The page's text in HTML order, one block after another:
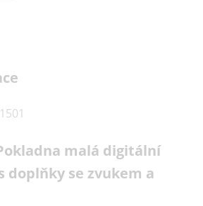
malá digitální
doplňky se zvukem a